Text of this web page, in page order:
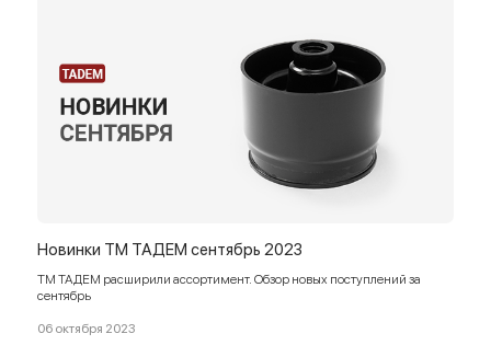
Новинки ТМ ТАДЕМ сентябрь 2023
ТМ ТАДЕМ расширили ассортимент. Обзор новых поcтуплений за
сентябрь
06 октября 2023